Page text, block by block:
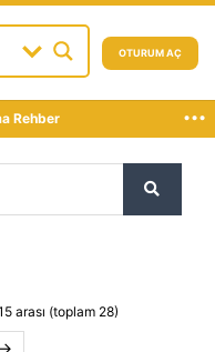
OTURUM AÇ
Rehber ...
arası (toplam 28)